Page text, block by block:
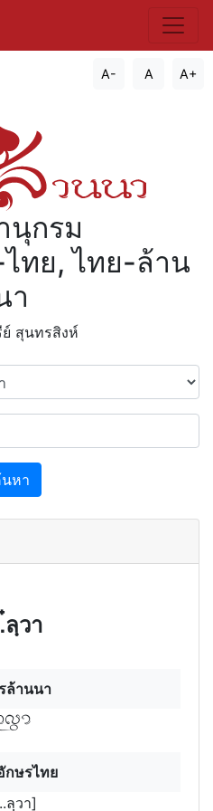
A- A A+
นุกรม
ทย, ไทย-ล้าน
า
ย์​ สุนทรสิงห์
หา
ลฺวา
ล้านนา
ฯา
กษรไทย
ลฺวา]